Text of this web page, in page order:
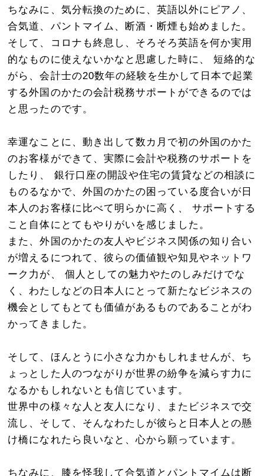
ちなみに、気分転換のために、英語以外にピアノ、
合気道、パントマイム、断酒・断煙も始めました。
そして、コロナも終息し、そろそろ英語を何か実用
的なものに使えないかなと思慮した時に、 短絡的な
がら、会計士の20数年の経験を生かして日本で起業
する外国のかたの会計税務サポートができるのでは
と思ったのです。
幸運なことに、動き出して数カ月で初の外国のかた
のお客様ができて、実際に会計や税務のサポートを
したり、 銀行口座の開設や住宅の賃貸などの相談に
ものるなかで、外国のかたの困っている度合いが日
本人のお客様に比べて明らかに高く、 サポートする
こと自体にとてもやりがいを感じました。
また、外国のかたの友人やビジネス関係の知り合い
が増えるにつれて、彼らの価値観や知見やネットワ
ーク力が、 個人としての魅力やたのしみだけでな
く、わたしなどの日本人にとって新たなビジネスの
機会としてもとても価値があるものであることがわ
かってきました。
そして、ほんとうに小さな力かもしれませんが、ち
ょっとした人のつながりが世界の紛争を減らす力に
なるかもしれないとも信じています。
世界中の様々な人と友人になり、またビジネスで交
流し、そして、そんなわたしが彼らと日本人との懸
け橋になれたら良いなと、心から願っています。
ちなみに、膝を怪我して合気道とパントマイムは断